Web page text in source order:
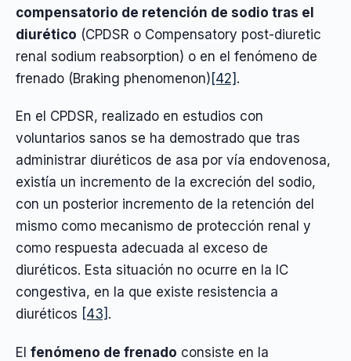
compensatorio de retención de sodio tras el
diurético (CPDSR o Compensatory post-diuretic
renal sodium reabsorption) o en el fenómeno de
frenado (Braking phenomenon) [42] .
En el CPDSR, realizado en estudios con
voluntarios sanos se ha demostrado que tras
administrar diuréticos de asa por vía endovenosa,
existía un incremento de la excreción del sodio,
con un posterior incremento de la retención del
mismo como mecanismo de protección renal y
como respuesta adecuada al exceso de
diuréticos. Esta situación no ocurre en la IC
congestiva, en la que existe resistencia a
diuréticos [43] .
El fenómeno de frenado consiste en la